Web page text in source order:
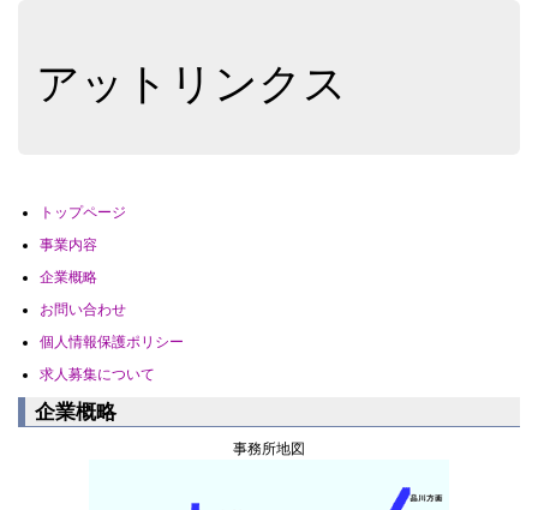
アットリンクス
トップページ
事業内容
企業概略
お問い合わせ
個人情報保護ポリシー
求人募集について
企業概略
事務所地図